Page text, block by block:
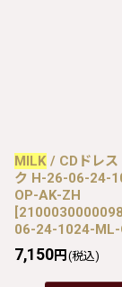
MILK / CDドレス
ク H-26-06-24-
OP-AK-ZH
[
06-24-1024-ML-
7,150円 (税込)